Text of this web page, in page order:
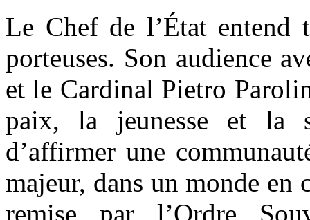
Le Chef de l’État entend
porteuses. Son audience
et le Cardinal Pietro
paix, la jeunesse et la
d’affirmer une
majeur, dans un monde
remise par l’Ordre